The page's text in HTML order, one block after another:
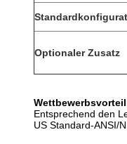
Optionaler Zusatz
Entsprechend den
US Standard-ANSI/